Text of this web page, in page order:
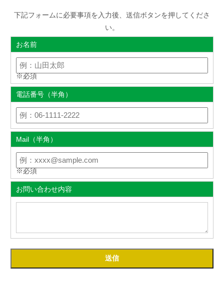
下記フォームに必要事項を入力後、送信ボタンを押してくださ
い。
お名前
※必須
電話番号（半角）
Mail（半角）
※必須
お問い合わせ内容